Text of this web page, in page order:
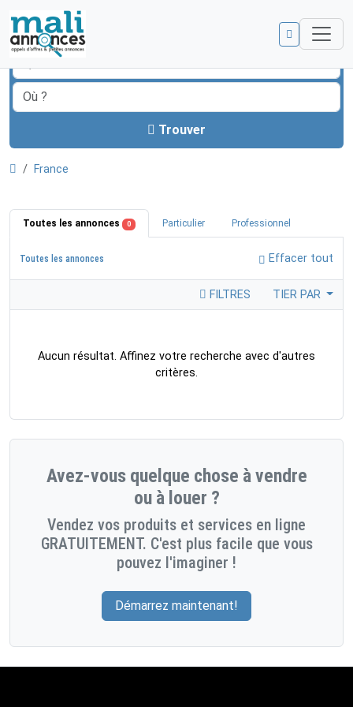
Trouver
France
Toutes les annonces 0 Particulier Professionnel
Toutes les annonces Effacer tout
FILTRES TIER PAR
Aucun résultat. Affinez votre recherche avec d'autres
critères.
Avez-vous quelque chose à vendre
ou à louer ?
Vendez vos produits et services en ligne
GRATUITEMENT. C'est plus facile que vous
pouvez l'imaginer !
Démarrez maintenant!